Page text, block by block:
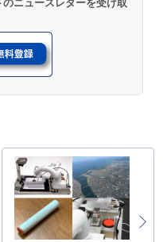
ニュースレターを受け取